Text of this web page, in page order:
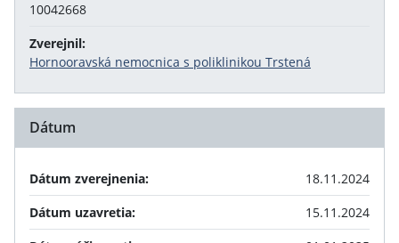
10042668
Zverejnil:
Hornooravská nemocnica s poliklinikou Trstená
Dátum
Dátum zverejnenia:
18.11.2024
Dátum uzavretia:
15.11.2024